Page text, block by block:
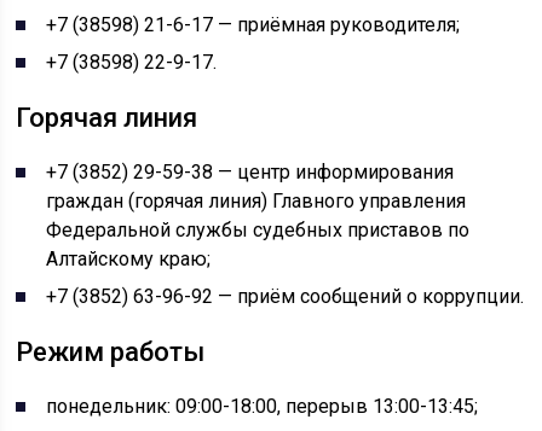
+7 (38598) 21-6-17 — приёмная руководителя;
+7 (38598) 22-9-17.
Горячая линия
+7 (3852) 29-59-38 — центр информирования
граждан (горячая линия) Главного управления
Федеральной службы судебных приставов по
Алтайскому краю;
+7 (3852) 63-96-92 — приём сообщений о коррупции.
Режим работы
понедельник: 09:00-18:00, перерыв 13:00-13:45;